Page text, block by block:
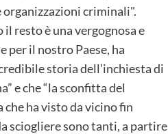
criminali".
resto è una vergognosa e
per il nostro Paese, ha
storia dell’inchiesta di
e che “la sconfitta del
che ha visto da vicino fin
sciogliere sono tanti, a partire